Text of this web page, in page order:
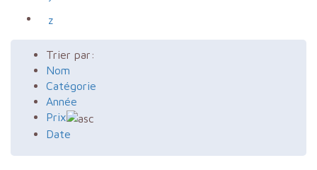
z
Trier par:
Nom
Catégorie
Année
Prix
Date